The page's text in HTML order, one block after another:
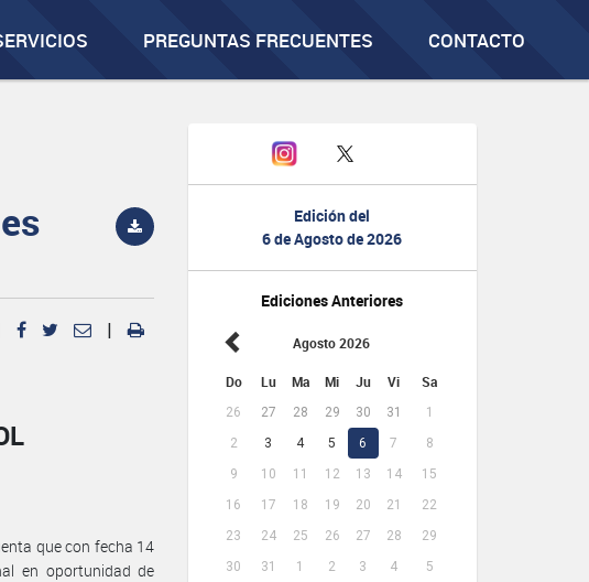
PREGUNTAS FRECUENTES CONTACTO
Edición del
6 de Agosto de 2026
Ediciones Anteriores
Agosto 2026
Do Lu Ma Mi Ju Vi Sa
26 27 28 29 30 31
1
2
3 4 5 6 7
8
9
10 11 12 13 14
15
16
17 18 19 20 21
22
23
24 25 26 27 28
29
30
31 1 2 3 4 5
|
que con fecha 14
en oportunidad de